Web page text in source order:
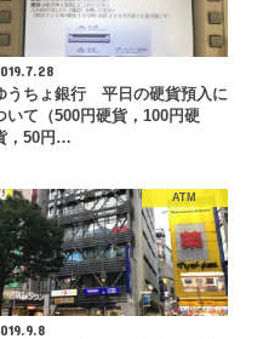
うちょ銀行 平日の硬貨預入に
いて（500円硬貨，100円硬
，50円…
ATM